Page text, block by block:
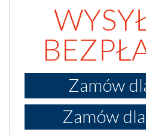
Zamów
Zamów